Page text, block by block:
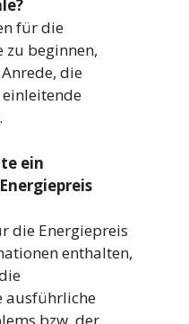
für die
zu beginnen,
die
ein
die Energiepreis
enthalten,
ausführliche
bzw. der